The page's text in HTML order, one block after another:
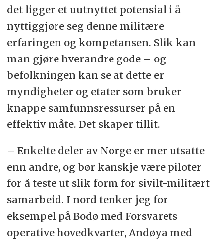
det ligger et uutnyttet potensial i å
nyttiggjøre seg denne militære
erfaringen og kompetansen. Slik kan
man gjøre hverandre gode – og
befolkningen kan se at dette er
myndigheter og etater som bruker
knappe samfunnsressurser på en
effektiv måte. Det skaper tillit.
– Enkelte deler av Norge er mer utsatte
enn andre, og bør kanskje være piloter
for å teste ut slik form for sivilt-militært
samarbeid. I nord tenker jeg for
eksempel på Bodø med Forsvarets
operative hovedkvarter, Andøya med